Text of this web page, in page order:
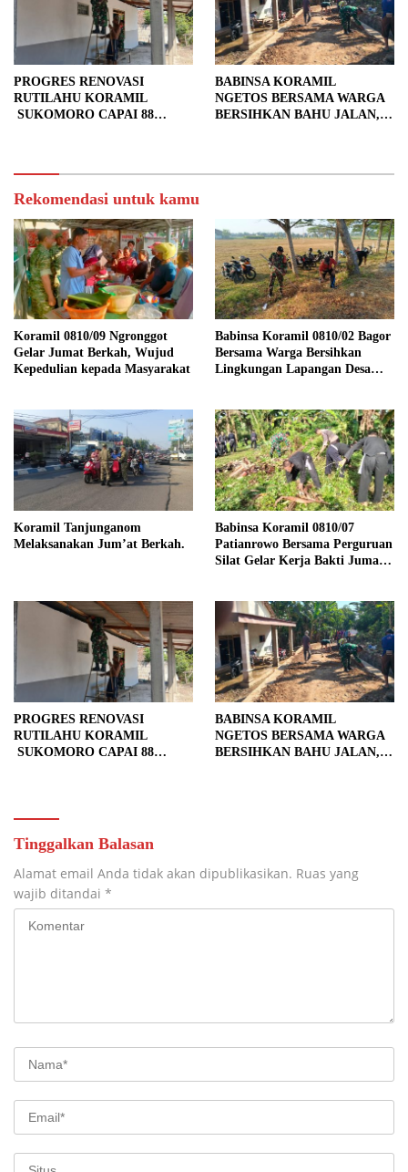
PROGRES RENOVASI
RUTILAHU KORAMIL
SUKOMORO CAPAI 88
BABINSA KORAMIL
NGETOS BERSAMA WARGA
BERSIHKAN BAHU JALAN,
Rekomendasi untuk kamu
Koramil 0810/09 Ngronggot
Gelar Jumat Berkah, Wujud
Kepedulian kepada Masyarakat
Babinsa Koramil 0810/02 Bagor
Bersama Warga Bersihkan
Lingkungan Lapangan Desa
Koramil Tanjunganom
Melaksanakan Jum’at Berkah.
Babinsa Koramil 0810/07
Patianrowo Bersama Perguruan
Silat Gelar Kerja Bakti Jumat
PROGRES RENOVASI
RUTILAHU KORAMIL
SUKOMORO CAPAI 88
BABINSA KORAMIL
NGETOS BERSAMA WARGA
BERSIHKAN BAHU JALAN,
Tinggalkan Balasan
Alamat email Anda tidak akan dipublikasikan. Ruas yang
wajib ditandai *